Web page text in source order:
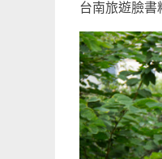
台南旅遊臉書